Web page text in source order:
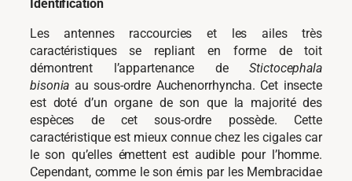
Identification
Les antennes raccourcies et les ailes très
caractéristiques se repliant en forme de toit
démontrent l’appartenance deStictocephala
bisonia au sous-ordre Auchenorrhyncha. Cet insecte
est doté d’un organe de son que la majorité des
espèces de cet sous-ordre possède. Cette
caractéristique est mieux connue chez les cigales car
le son qu’elles émettent est audible pour l’homme.
Cependant, comme le son émis par les Membracidae